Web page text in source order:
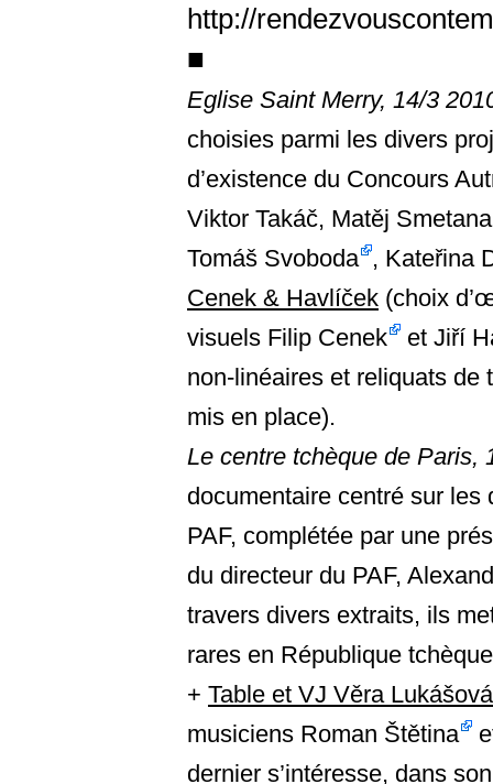
http://
■
Eglise Saint Merry, 14/3
choisies parmi les divers
d’existence du Concours
Viktor Takáč, Matěj Smetana
Tomáš Svoboda , Kateřina
Cenek & Havlíček (choix
visuels Filip Cenek
et Jiří
non-linéaires et reliquats de
mis en place).
Le centre tchèque de Paris,
documentaire centré sur les
PAF, complétée par une
du directeur du PAF,
travers divers extraits, ils
rares en République
+ Table et VJ Věra Lukášová
musiciens Roman Štětina
dernier s’intéresse, dans